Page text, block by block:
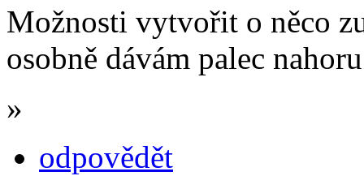
Možnosti vytvořit o něco
osobně dávám palec
»
odpovědět